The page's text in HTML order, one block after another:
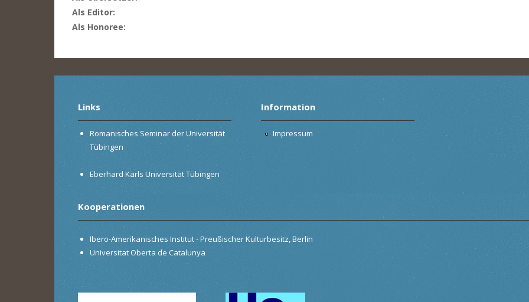
Als Editor:
Als Honoree:
Links
Romanisches Seminar der Universität
Tübingen
Eberhard Karls Universität Tübingen
Information
Impressum
Kooperationen
Ibero-Amerikanisches Institut - Preußischer Kulturbesitz, Berlin
Universitat Oberta de Catalunya